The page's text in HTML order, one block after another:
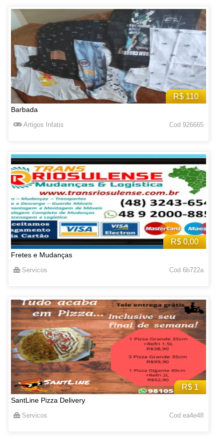
R$ 110
Barbada
Artigos Infatis Cod 926665
R$ 0,00
Fretes e Mudanças
Servicos Cod 6b722a
R$ 1
SantLine Pizza Delivery
Servicos Cod ea4e48